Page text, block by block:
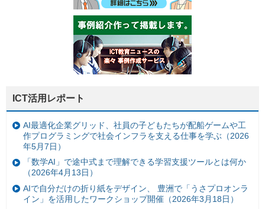
ICT活用レポート
AI最適化企業グリッド、社員の子どもたちが配船ゲームや工
作プログラミングで社会インフラを支える仕事を学ぶ（2026
年5月7日）
「数学AI」で途中式まで理解できる学習支援ツールとは何か
（2026年4月13日）
AIで自分だけの折り紙をデザイン、 豊洲で「うさプロオンラ
イン」を活用したワークショップ開催（2026年3月18日）